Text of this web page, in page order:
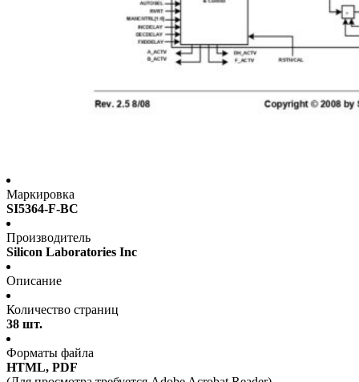
Маркировка
SI5364-F-BC
Производитель
Silicon Laboratories Inc
Описание
Количество страниц
38 шт.
Форматы файла
HTML, PDF